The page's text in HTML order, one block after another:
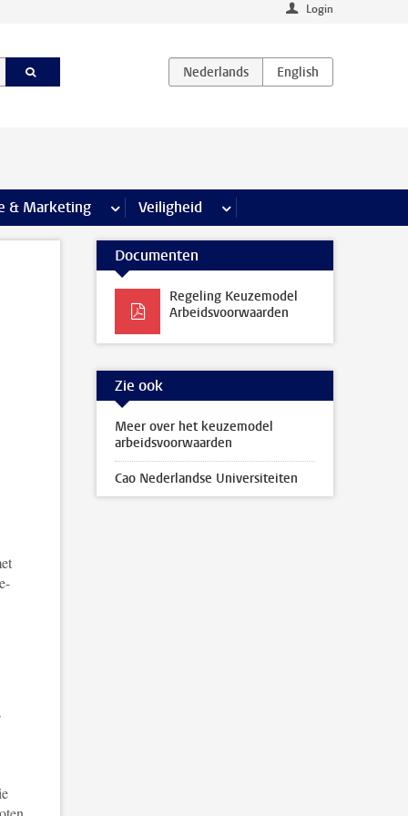
Login
& Marketing meer Communicatie & Marketing pagina’s
Veiligheid meer Veiligheid pagina’s
Documenten
Regeling Keuzemodel
Arbeidsvoorwaarden
Zie ook
Meer over het keuzemodel
arbeidsvoorwaarden
Cao Nederlandse Universiteiten